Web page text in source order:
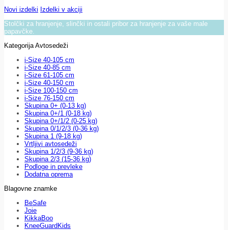
Novi izdelki Izdelki v akciji
Stolčki za hranjenje, slinčki in ostali pribor za hranjenje za vaše male
papavčke.
Kategorija Avtosedeži
i-Size 40-105 cm
i-Size 40-85 cm
i-Size 61-105 cm
i-Size 40-150 cm
i-Size 100-150 cm
i-Size 76-150 cm
Skupina 0+ (0-13 kg)
Skupina 0+/1 (0-18 kg)
Skupina 0+/1/2 (0-25 kg)
Skupina 0/1/2/3 (0-36 kg)
Skupina 1 (9-18 kg)
Vrtljivi avtosedeži
Skupina 1/2/3 (9-36 kg)
Skupina 2/3 (15-36 kg)
Podloge in prevleke
Dodatna oprema
Blagovne znamke
BeSafe
Joie
KikkaBoo
KneeGuardKids